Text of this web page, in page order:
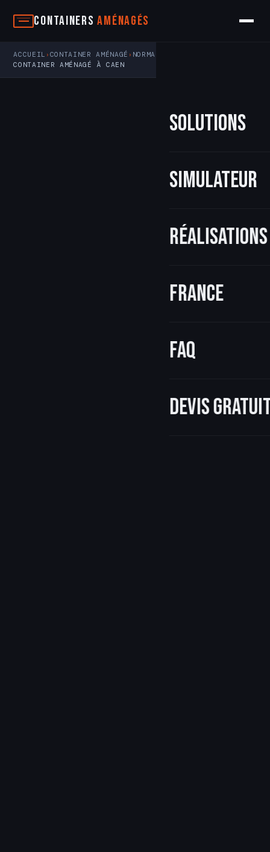
Containers Aménagés
Solutions
Simulateur
Réalisations
France
FAQ
Devis
ACCUEIL › CONTAINER AMÉNAGÉ › NORMANDIE
CONTAINER AMÉNAGÉ À CAEN